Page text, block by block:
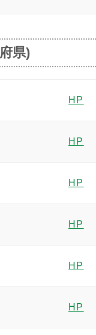
県)
HP
HP
HP
HP
HP
HP